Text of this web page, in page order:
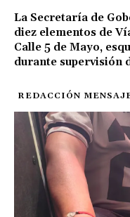
La Secretaría de
diez elementos de
Calle 5 de Mayo,
durante supervisión
REDACCIÓN